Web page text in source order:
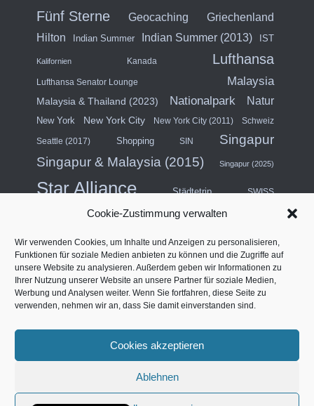
Cookie-Zustimmung verwalten
Wir verwenden Cookies, um Inhalte und Anzeigen zu personalisieren,
Funktionen für soziale Medien anbieten zu können und die Zugriffe auf
unsere Website zu analysieren. Außerdem geben wir Informationen zu
Ihrer Nutzung unserer Website an unsere Partner für soziale Medien,
Werbung und Analysen weiter. Wenn Sie fortfahren, diese Seite zu
verwenden, nehmen wir an, dass Sie damit einverstanden sind.
Cookies akzeptieren
Ablehnen
Fünf Sterne Geocaching Griechenland
Hilton Indian Summer Indian Summer (2013) IST
Kalifornien Kanada Lufthansa
Lufthansa Senator Lounge Malaysia
Malaysia & Thailand (2023) Nationalpark Natur
New York New York City New York City (2011) Schweiz
Seattle (2017) Shopping SIN
Singapur
Singapur & Malaysia (2015)
Singapur (2025)
Star Alliance Städtetrip SWISS
Südostasien (2011)
Turkish Airlines Türkei USA
USA (Mittlerer Westen) & Kanada (2018)
Vereinigte Arabische Emirate
Vertragslounge
Vier Sterne
Westküste Nordamerika (2014)
IMPRESSUM
DATENSCHUTZERKLÄRUNG
COOKIE-RICHTLINIE (EU)